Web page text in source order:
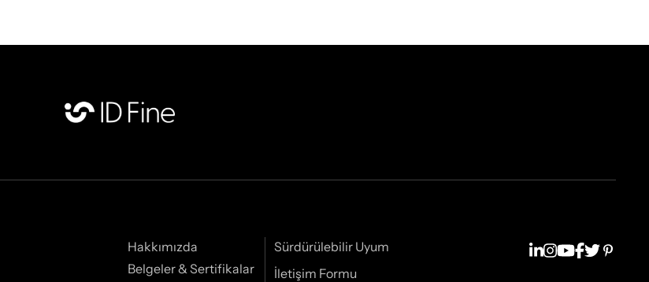
Hakkımızda
Belgeler & Sertifikalar
Sürdürülebilir Uyum
İletişim Formu